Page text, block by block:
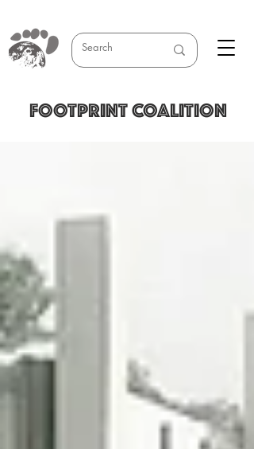
FOOTPRINT COALITION